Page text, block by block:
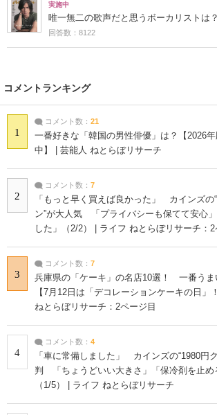
実施中
唯一無二の歌声だと思うボーカリストは？
回答数：8122
コメントランキング
1
コメント数： 21
一番好きな「韓国の男性俳優」は？【2026
中】 | 芸能人 ねとらぼリサーチ
2
コメント数： 7
「もっと早く買えば良かった」 カインズの
ン”が大人気 「プライバシーも保てて安心
した」（2/2） | ライフ ねとらぼリサーチ：2
3
コメント数： 7
兵庫県の「ケーキ」の名店10選！ 一番うま
【7月12日は「デコレーションケーキの日」
ねとらぼリサーチ：2ページ目
4
コメント数： 4
「車に常備しました」 カインズの“1980円
判 「ちょうどいい大きさ」「保冷剤を止め
（1/5） | ライフ ねとらぼリサーチ